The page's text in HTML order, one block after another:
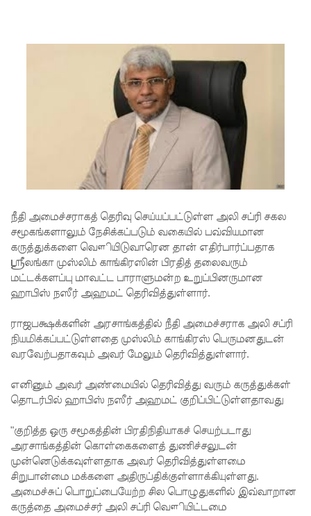
சிறைத்
தண்ட
னைக்கு
எதிரான
றையீட்டு
விசார
ணை
செப்டம்பர்
23 வரை
ஒத்திவைப்
பு!
சுகாதார
நீதி அமைச்சராகத் தெரிவு செய்யப்பட்டுள்ள அலி சப்ரி சகல
சமூகங்களாலும் நேசிக்கப்படும் வகையில் பவ்வியமான
கருத்துக்களை வௌியிடுவாரென தான் எதிர்பார்ப்பதாக
ஶ்ரீலங்கா முஸ்லிம் காங்கிரஸின் பிரதித் தலைவரும்
மட்டக்களப்பு மாவட்ட பாராளுமன்ற உறுப்பினருமான
ஹாபிஸ் நஸீர் அஹமட் தெரிவித்துள்ளார்.
ராஜபக்ஷக்களின் அரசாங்கத்தில் நீதி அமைச்சராக அலி சப்ரி
நியமிக்கப்பட்டுள்ளதை முஸ்லிம் காங்கிரஸ் பெருமனதுடன்
வரவேற்பதாகவும் அவர் மேலும் தெரிவித்துள்ளார்.
எனினும் அவர் அண்மையில் தெரிவித்து வரும் கருத்துக்கள்
தொடர்பில் ஹாபிஸ் நஸீர் அஹமட் குறிப்பிட்டுள்ளதாவது
"குறித்த ஒரு சமூகத்தின் பிரதிநிதியாகச் செயற்படாது
அரசாங்கத்தின் கொள்கைகளைத் துணிச்சலுடன்
முன்னெடுக்கவுள்ளதாக அவர் தெரிவித்துள்ளமை
சிறுபான்மை மக்களை அதிருப்திக்குள்ளாக்கியுள்ளது.
அமைச்சுப் பொறுப்பையேற்ற சில பொழுதுகளில் இவ்வாறான
கருத்தை அமைச்சர் அலி சப்ரி வௌியிட்டமை